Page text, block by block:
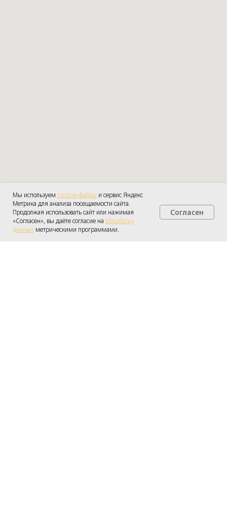
Мы используем cookie-файлы и сервис Яндекс
Метрика для анализа посещаемости сайта.
Продолжая использовать сайт или нажимая
«Согласен», вы даёте согласие на обработку
данных метрическими программами.
Согласен
Получить консультацию